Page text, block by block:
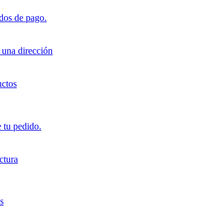
de pago.
dirección
tu pedido.